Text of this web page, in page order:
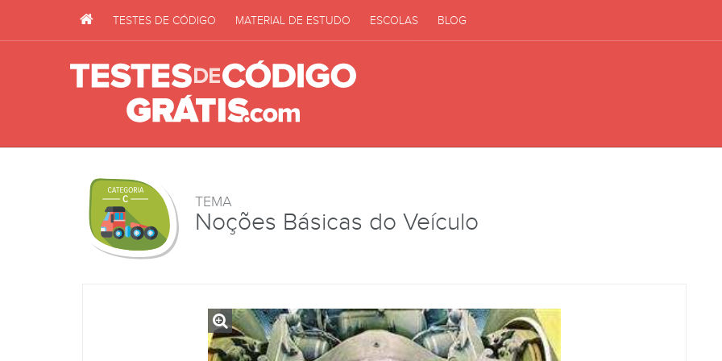
TESTES DE CÓDIGO MATERIAL DE ESTUDO ESCOLAS BLOG
TEMA
Noções Básicas do Veículo